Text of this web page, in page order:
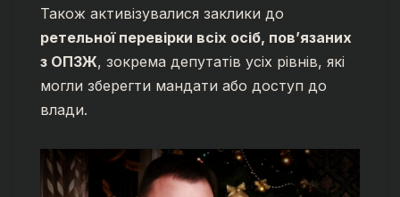
Також активізувалися заклики до
ретельної перевірки всіх осіб, пов’язаних
з ОПЗЖ, зокрема депутатів усіх рівнів, які
могли зберегти мандати або доступ до
влади.